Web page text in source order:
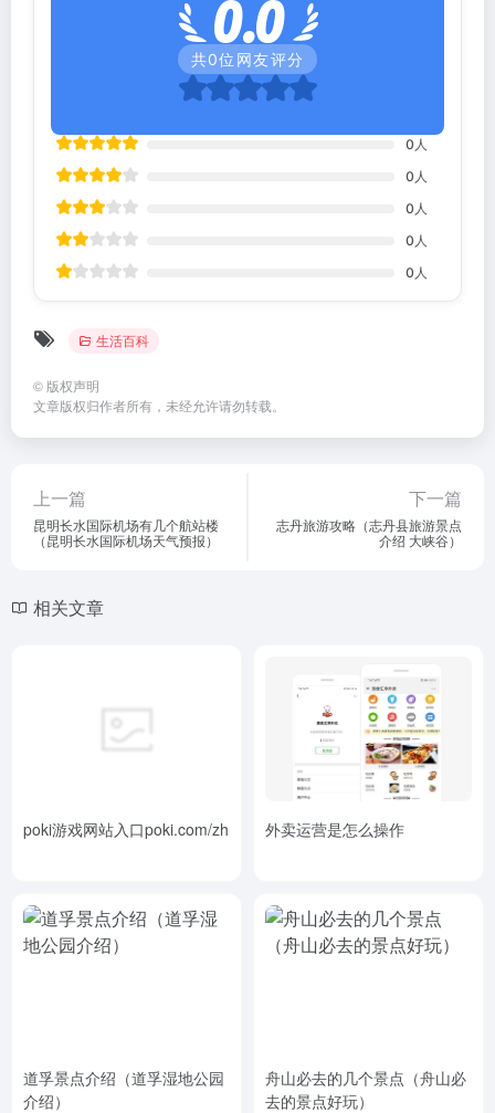
0.0
共0位网友评分
0 人
0 人
0 人
0 人
0 人
生活百科
© 版权声明
文章版权归作者所有，未经允许请勿转载。
上一篇
昆明长水国际机场有几个航站楼
（昆明长水国际机场天气预报）
下一篇
志丹旅游攻略（志丹县旅游景点
介绍 大峡谷）
相关文章
poki游戏网站入口poki.com/zh 外卖运营是怎么操作
道孚景点介绍（道孚湿地公园
介绍）
舟山必去的几个景点（舟山必
去的景点好玩）